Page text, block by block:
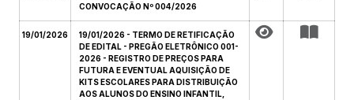
CONVOCAÇÃO Nº 004/2026
19/01/2026
19/01/2026 - TERMO DE RETIFICAÇÃO
DE EDITAL - PREGÃO ELETRÔNICO 001-
2026 - REGISTRO DE PREÇOS PARA
FUTURA E EVENTUAL AQUISIÇÃO DE
KITS ESCOLARES PARA DISTRIBUIÇÃO
AOS ALUNOS DO ENSINO INFANTIL,